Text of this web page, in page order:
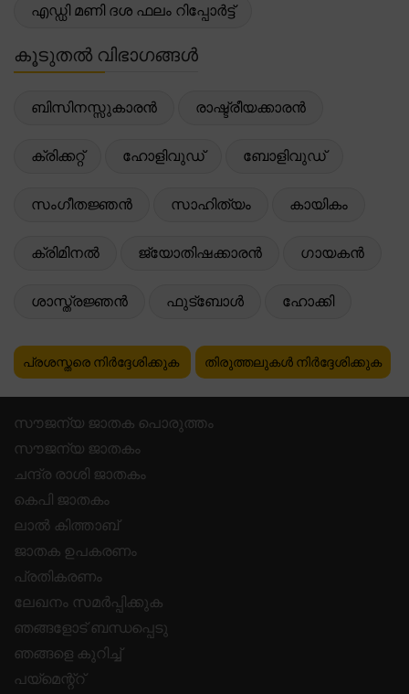
എഡ്ഡി മണി ദശ ഫലം റിപ്പോർട്ട്
കൂടുതൽ വിഭാഗങ്ങൾ
ബിസിനസ്സുകാരൻ രാഷ്ട്രീയക്കാരൻ
ക്രിക്കറ്റ് ഹോളിവുഡ് ബോളിവുഡ്
സംഗീതജ്ഞൻ സാഹിത്യം കായികം
ക്രിമിനൽ ജ്യോതിഷക്കാരൻ ഗായകൻ
ശാസ്ത്രജ്ഞൻ ഫുട്ബോൾ ഹോക്കി
പ്രശസ്തരെ നിർദ്ദേശിക്കുക തിരുത്തലുകൾ നിർദ്ദേശിക്കുക
സൗജന്യ ജാതക പൊരുത്തം
സൗജന്യ ജാതകം
ചന്ദ്ര രാശി ജാതകം
കെപി ജാതകം
ലാൽ കിത്താബ്
ജാതക ഉപകരണം
പ്രതികരണം
ലേഖനം സമർപ്പിക്കുക
ഞങ്ങളോട് ബന്ധപ്പെടു
ഞങ്ങളെ കുറിച്ച്
പയ്മെന്റ്റ്